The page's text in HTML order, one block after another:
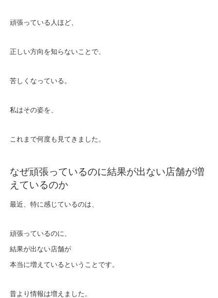
頑張っている人ほど、
正しい方向を知らないことで、
苦しくなっている。
私はその姿を、
これまで何度も見てきました。
なぜ頑張っているのに結果が出ない店舗が増
えているのか
最近、特に感じているのは、
頑張っているのに、
結果が出ない店舗が
本当に増えているということです。
昔より情報は増えました。